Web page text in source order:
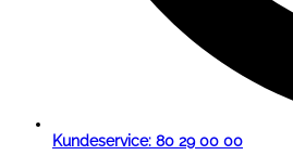
Kundeservice: 80 29 00 00